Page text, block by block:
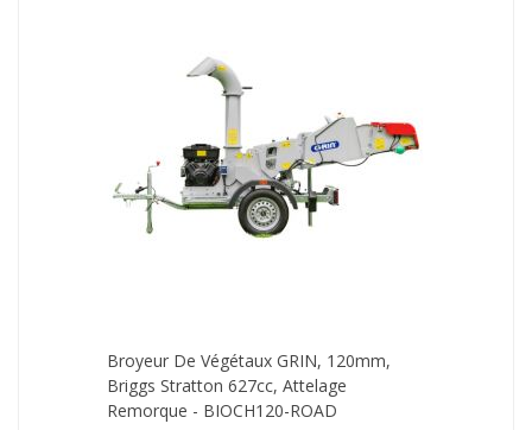
Broyeur De Végétaux GRIN, 120mm,
Briggs Stratton 627cc, Attelage
Remorque - BIOCH120-ROAD